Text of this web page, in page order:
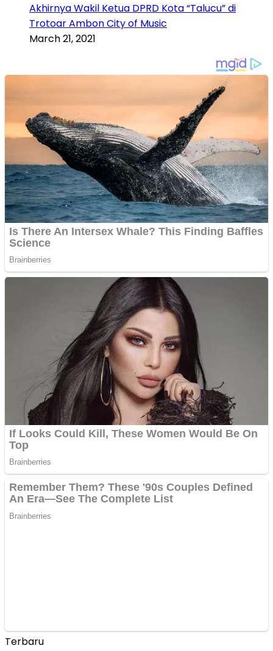
Akhirnya Wakil Ketua DPRD Kota “Talucu” di
Trotoar Ambon City of Music
March 21, 2021
Terbaru